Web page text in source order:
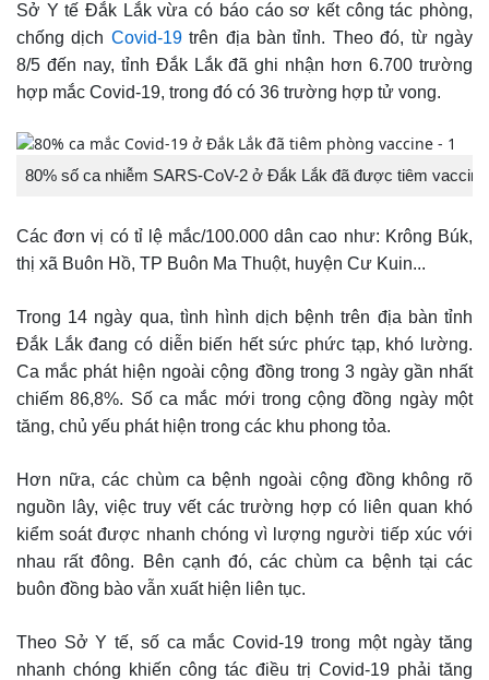
Sở Y tế Đắk Lắk vừa có báo cáo sơ kết công tác phòng,
chống dịch Covid-19trên địa bàn tỉnh. Theo đó, từ ngày
8/5 đến nay, tỉnh Đắk Lắk đã ghi nhận hơn 6.700 trường
hợp mắc Covid-19, trong đó có 36 trường hợp tử vong.
80% số ca nhiễm SARS-CoV-2 ở Đắk Lắk đã được tiêm
Các đơn vị có tỉ lệ mắc/100.000 dân cao như: Krông Búk,
thị xã Buôn Hồ, TP Buôn Ma Thuột, huyện Cư Kuin...
Trong 14 ngày qua, tình hình dịch bệnh trên địa bàn tỉnh
Đắk Lắk đang có diễn biến hết sức phức tạp, khó lường.
Ca mắc phát hiện ngoài cộng đồng trong 3 ngày gần nhất
chiếm 86,8%. Số ca mắc mới trong cộng đồng ngày một
tăng, chủ yếu phát hiện trong các khu phong tỏa.
Hơn nữa, các chùm ca bệnh ngoài cộng đồng không rõ
nguồn lây, việc truy vết các trường hợp có liên quan khó
kiểm soát được nhanh chóng vì lượng người tiếp xúc với
nhau rất đông. Bên cạnh đó, các chùm ca bệnh tại các
buôn đồng bào vẫn xuất hiện liên tục.
Theo Sở Y tế, số ca mắc Covid-19 trong một ngày tăng
nhanh chóng khiến công tác điều trị Covid-19 phải tăng